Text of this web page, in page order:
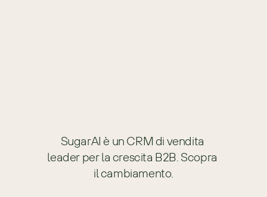
SugarAI è un CRM di vendita
leader per la crescita B2B. Scopra
il cambiamento.